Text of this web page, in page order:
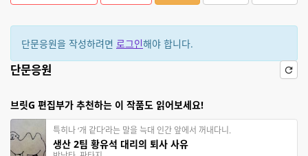
단문응원을 작성하려면 로그인해야 합니다.
단문응원
브릿G 편집부가 추천하는 이 작품도 읽어보세요!
특히나 ‘개 같다’라는 말을 늑대 인간 앞에서 꺼내다니.
생산 2팀 황유석 대리의 퇴사 사유